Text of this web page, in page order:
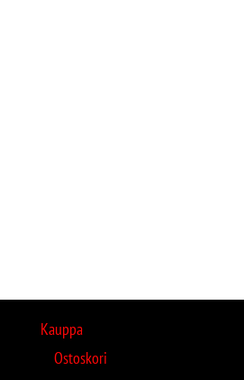
Kauppa
Ostoskori